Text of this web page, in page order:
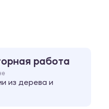
работа
из дерева и